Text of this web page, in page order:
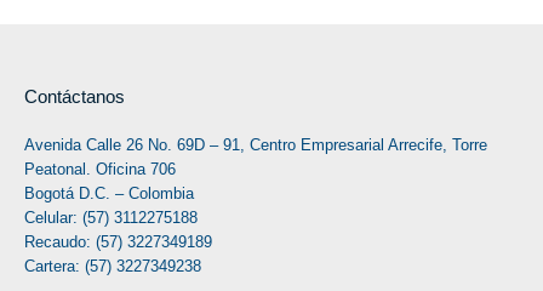
Contáctanos
Avenida Calle 26 No. 69D – 91, Centro Empresarial Arrecife, Torre
Peatonal. Oficina 706
Bogotá D.C. – Colombia
Celular: (57) 3112275188
Recaudo: (57) 3227349189
Cartera: (57) 3227349238